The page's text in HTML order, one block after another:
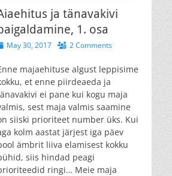
ja tänavakivi
1. osa
May 30, 2017 2 Comments
majaehituse algust leppisime
et enne piirdeaeda ja
ei pane kui kogu maja
sest maja valmis saamine
siiski prioriteet number üks. Kui
kolm aastat järjest iga päev
ämbrit liiva elamisest kokku
siis hindad peagi
ringi… Meie maja